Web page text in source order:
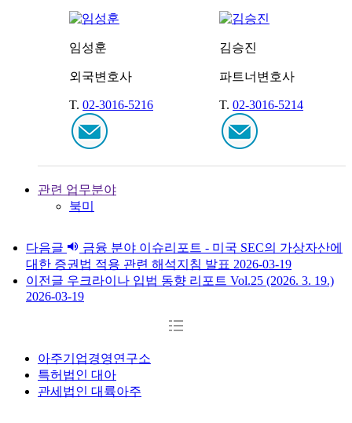
임성훈
외국변호사
T. 02-3016-5216
김승진
파트너변호사
T. 02-3016-5214
관련 업무분야
북미
다음글
금융 분야 이슈리포트 - 미국 SEC의 가상자산에
대한 증권법 적용 관련 해석지침 발표 2026-03-19
이전글 우크라이나 입법 동향 리포트 Vol.25 (2026. 3. 19.)
2026-03-19
아주기업경영연구소
특허법인 대아
관세법인 대륙아주